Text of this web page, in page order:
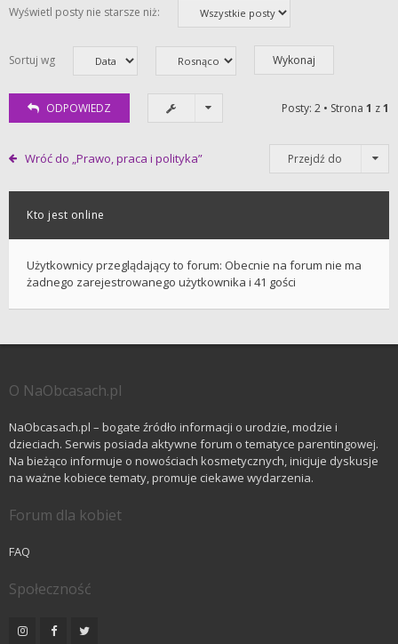
Wyświetl posty nie starsze niż:
Sortuj wg
ODPOWIEDZ Posty: 2 • Strona 1 z1
Wróć do „Prawo, praca i polityka” Przejdź do
Kto jest online
Użytkownicy przeglądający to forum: Obecnie na forum nie ma
żadnego zarejestrowanego użytkownika i 41 gości
O NaObcasach.pl
NaObcasach.pl – bogate źródło informacji o urodzie, modzie i
dzieciach. Serwis posiada aktywne forum o tematyce parentingowej.
Na bieżąco informuje o nowościach kosmetycznych, inicjuje dyskusje
na ważne kobiece tematy, promuje ciekawe wydarzenia.
Forum dla kobiet
FAQ
Społeczność